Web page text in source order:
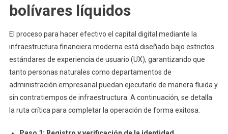
bolívares líquidos
El proceso para hacer efectivo el capital digital mediante la
infraestructura financiera moderna está diseñado bajo estrictos
estándares de experiencia de usuario (UX), garantizando que
tanto personas naturales como departamentos de
administración empresarial puedan ejecutarlo de manera fluida y
sin contratiempos de infraestructura. A continuación, se detalla
la ruta crítica para completar la operación de forma exitosa: